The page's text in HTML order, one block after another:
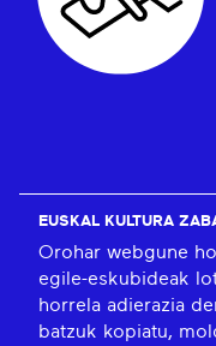
EUSKAL KULTURA
Orohar webgune
egile-eskubideak
horrela adierazia
batzuk kopiatu,